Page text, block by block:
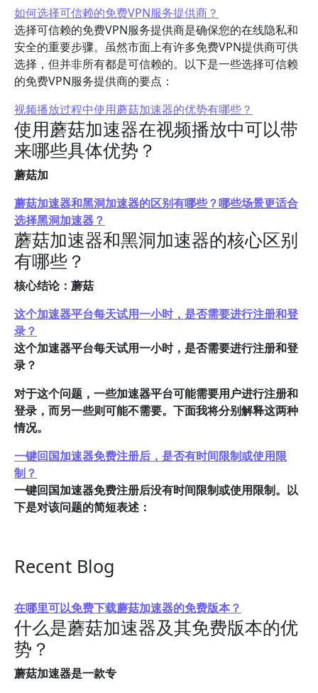
如何选择可信赖的免费VPN服务提供商？
选择可信赖的免费VPN服务提供商是确保您的在线隐私和
安全的重要步骤。虽然市面上有许多免费VPN提供商可供
选择，但并非所有都是可信赖的。以下是一些选择可信赖
的免费VPN服务提供商的要点：
视频播放过程中使用蘑菇加速器的优势有哪些？
使用蘑菇加速器在视频播放中可以带
来哪些具体优势？
蘑菇加
蘑菇加速器和黑洞加速器的区别有哪些？哪些场景更适合
选择黑洞加速器？
蘑菇加速器和黑洞加速器的核心区别
有哪些？
核心结论：蘑菇
这个加速器平台每天试用一小时，是否需要进行注册和登
录？
这个加速器平台每天试用一小时，是否需要进行注册和登
录？
对于这个问题，一些加速器平台可能需要用户进行注册和
登录，而另一些则可能不需要。下面我将分别解释这两种
情况。
一键回国加速器免费注册后，是否有时间限制或使用限
制？
一键回国加速器免费注册后没有时间限制或使用限制。以
下是对该问题的简短表述：
Recent Blog
在哪里可以免费下载蘑菇加速器的免费版本？
什么是蘑菇加速器及其免费版本的优
势？
蘑菇加速器是一款专